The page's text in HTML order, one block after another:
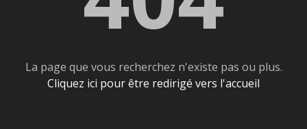
La page que vous recherchez n'existe pas ou plus.
Cliquez ici pour être redirigé vers l'accueil